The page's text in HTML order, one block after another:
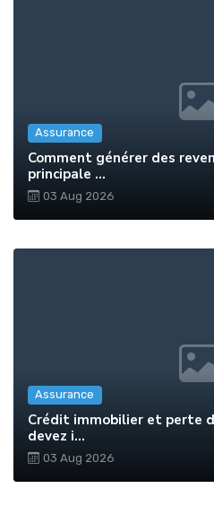
Assurance
Comment générer des
principale ...
03 Aug 2026
Assurance
Crédit immobilier et perte
devez i...
03 Aug 2026